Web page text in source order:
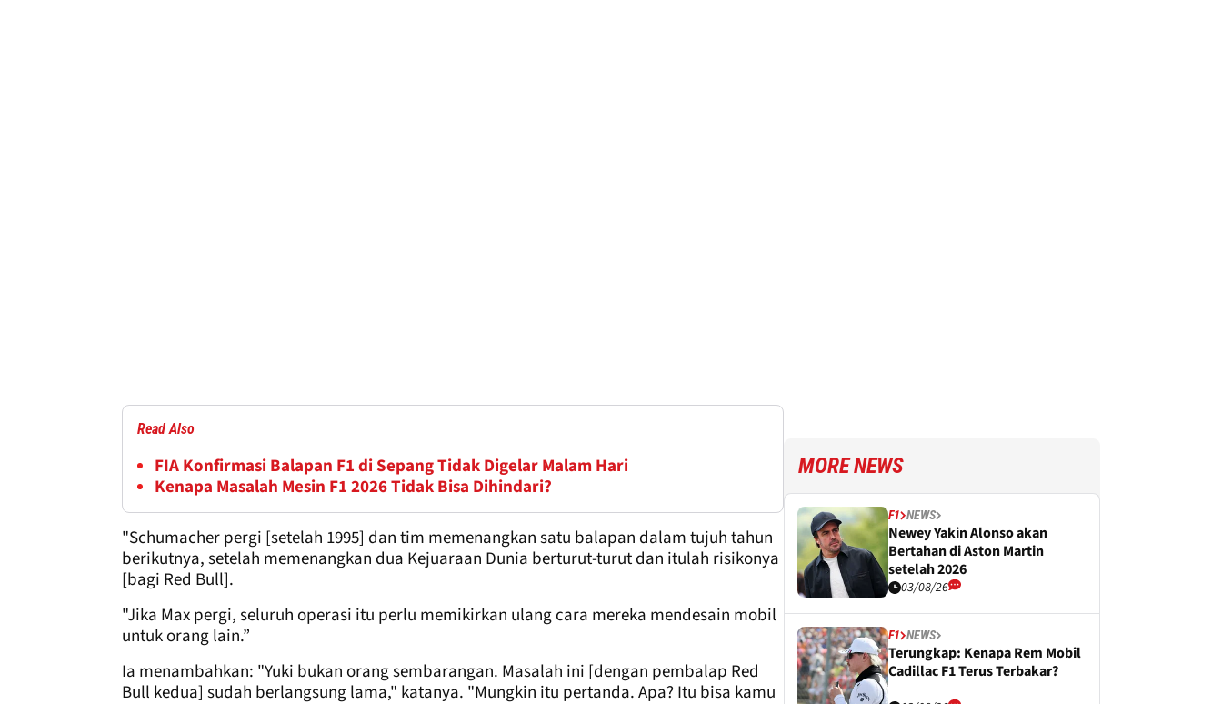
Read Also
FIA Konfirmasi Balapan F1 di Sepang Tidak Digelar Malam Hari
Kenapa Masalah Mesin F1 2026 Tidak Bisa Dihindari?
"Schumacher pergi [setelah 1995] dan tim memenangkan satu balapan dalam tujuh tahun
berikutnya, setelah memenangkan dua Kejuaraan Dunia berturut-turut dan itulah risikonya
[bagi Red Bull].
"Jika Max pergi, seluruh operasi itu perlu memikirkan ulang cara mereka mendesain mobil
untuk orang lain.”
Ia menambahkan: "Yuki bukan orang sembarangan. Masalah ini [dengan pembalap Red
Bull kedua] sudah berlangsung lama," katanya. "Mungkin itu pertanda. Apa? Itu bisa kamu
MORE NEWS
F1 NEWS
Newey Yakin Alonso akan
Bertahan di Aston Martin
setelah 2026
03/08/26
F1 NEWS
Terungkap: Kenapa Rem Mobil
Cadillac F1 Terus Terbakar?